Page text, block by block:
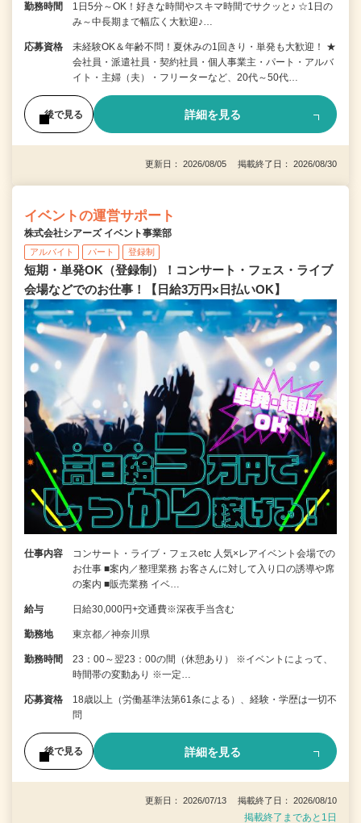
勤務時間
1日5分～OK！好きな時間やスキマ時間でサクッと♪ ☆1日の
み～中長期まで幅広く大歓迎♪…
応募資格
未経験OK＆年齢不問！夏休みの1回きり・単発も大歓迎！ ★
会社員・派遣社員・契約社員・個人事業主・パート・アルバ
イト・主婦（夫）・フリーターなど、20代～50代…
後で見る 詳細を見る
更新日： 2026/08/05 掲載終了日： 2026/08/30
イベントの運営サポート
株式会社シアーズ イベント事業部
アルバイト パート 登録制
短期・単発OK（登録制）！コンサート・フェス・ライブ
会場などでのお仕事！【日給3万円×日払いOK】
仕事内容
コンサート・ライブ・フェスetc 人気×レアイベント会場での
お仕事 ■案内／整理業務 お客さんに対して入り口の誘導や席
の案内 ■販売業務 イベ…
給与 日給30,000円+交通費※深夜手当含む
勤務地 東京都／神奈川県
勤務時間
23：00～翌23：00の間（休憩あり） ※イベントによって、
時間帯の変動あり ※一定…
応募資格
18歳以上（労働基準法第61条による）、経験・学歴は一切不
問
後で見る 詳細を見る
更新日： 2026/07/13 掲載終了日： 2026/08/10
掲載終了まであと1日